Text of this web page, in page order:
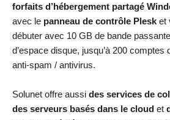
forfaits d’hébergement partagé
avec le panneau de contrôle Plesk et
débuter avec 10 GB de bande
d’espace disque, jusqu’à 200 comptes
anti-spam / antivirus.
Solunet offre aussi des services de
des serveurs basés dans le cloud et